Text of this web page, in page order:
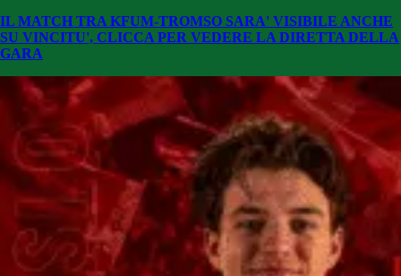
IL MATCH TRA KFUM-TROMSO SARA' VISIBILE ANCHE
SU VINCITU', CLICCA PER VEDERE LA DIRETTA DELLA
GARA